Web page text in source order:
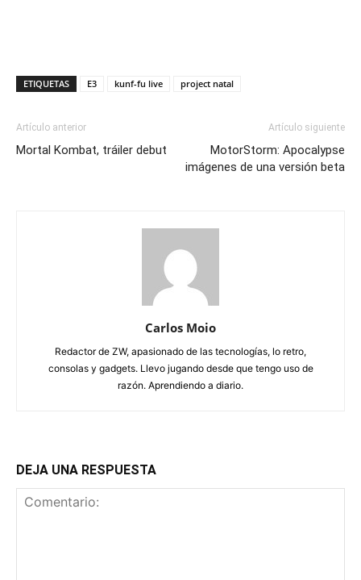
ETIQUETAS E3 kunf-fu live project natal
Artículo anterior
Mortal Kombat, tráiler debut
Artículo siguiente
MotorStorm: Apocalypse
imágenes de una versión beta
Carlos Moio
Redactor de ZW, apasionado de las tecnologías, lo retro,
consolas y gadgets. Llevo jugando desde que tengo uso de
razón. Aprendiendo a diario.
DEJA UNA RESPUESTA